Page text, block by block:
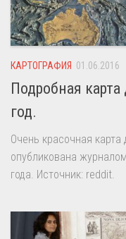
КАРТОГРАФИЯ 01.06.2016
Подробная
год.
Очень красочная карта
опубликована
года. Источник: reddit.